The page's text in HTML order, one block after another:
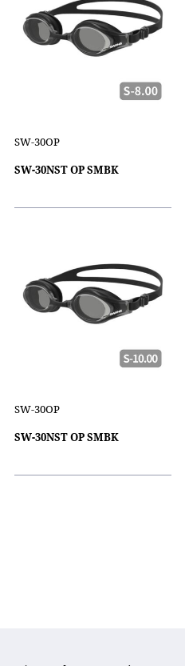
SW-30OP
SW-30NST OP SMBK
SW-30OP
SW-30NST OP SMBK